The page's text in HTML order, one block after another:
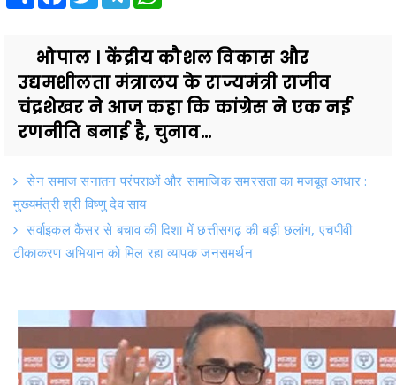
भोपाल । केंद्रीय कौशल विकास और
उद्यमशीलता मंत्रालय के राज्यमंत्री राजीव
चंद्रशेखर ने आज कहा कि कांग्रेस ने एक नई
रणनीति बनाई है, चुनाव...
सेन समाज सनातन परंपराओं और सामाजिक समरसता का मजबूत आधार :
मुख्यमंत्री श्री विष्णु देव साय
सर्वाइकल कैंसर से बचाव की दिशा में छत्तीसगढ़ की बड़ी छलांग, एचपीवी
टीकाकरण अभियान को मिल रहा व्यापक जनसमर्थन